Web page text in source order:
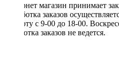
Интернет магазин принимает
Обработка заказов
Субботу с 9-00 до 18-00.
обработка заказов не ведется.